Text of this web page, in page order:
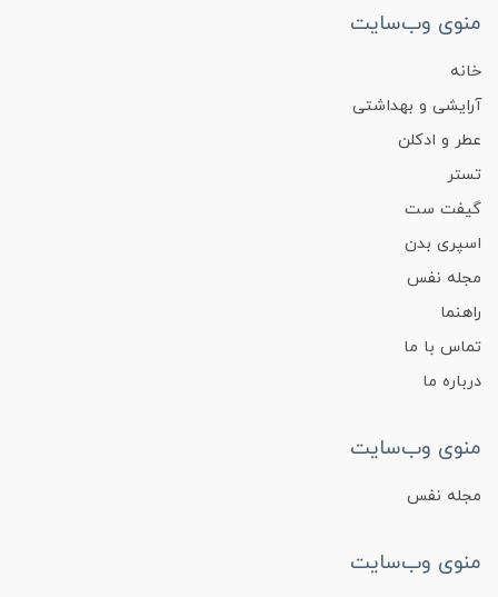
منوی وب‌سایت
خانه
آرایشی و بهداشتی
عطر و ادکلن
تستر
گیفت ست
اسپری بدن
مجله نفس
راهنما
تماس با ما
درباره ما
منوی وب‌سایت
مجله نفس
منوی وب‌سایت